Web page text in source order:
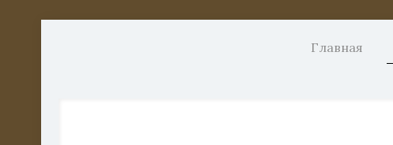
Главная